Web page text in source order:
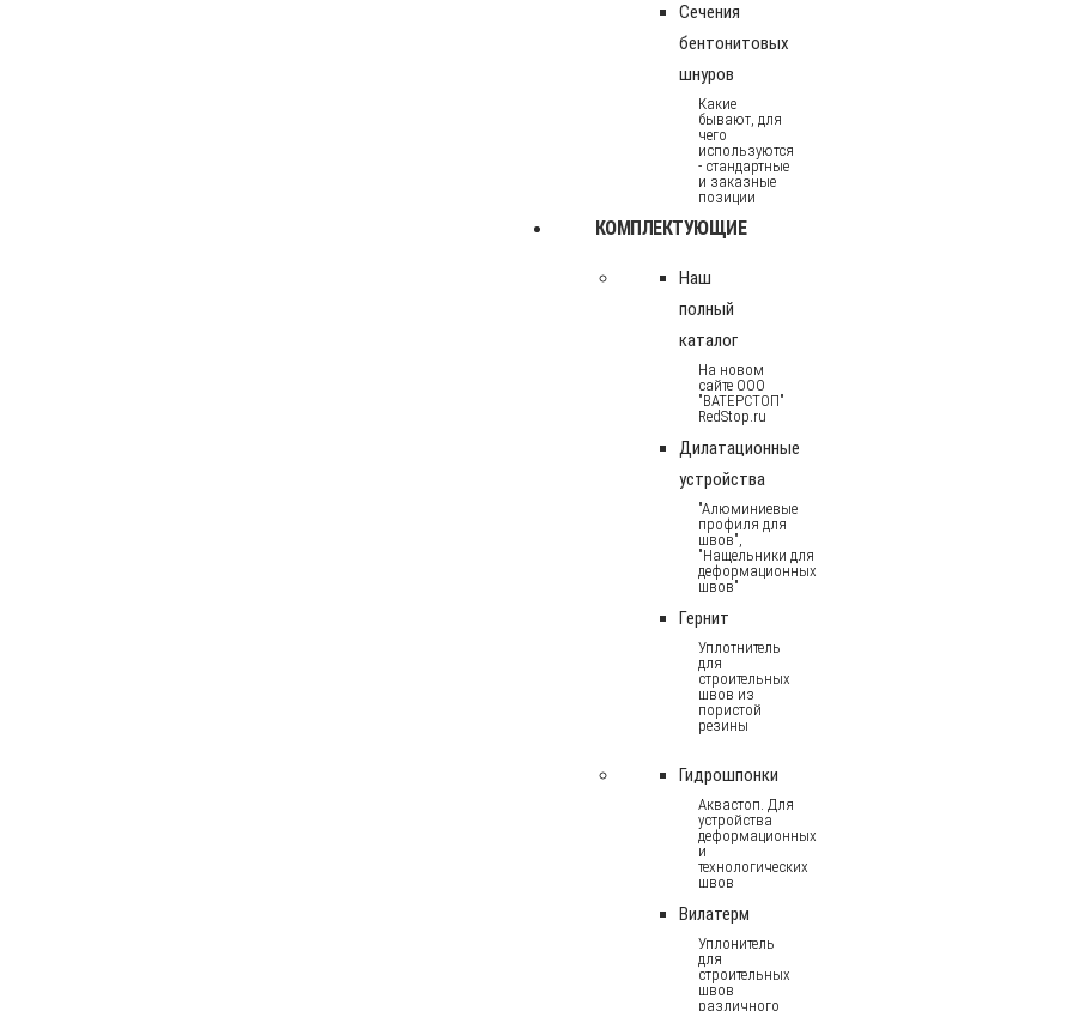
Сечения
бентонитовых
шнуров
Какие
бывают, для
чего
используются
- стандартные
и заказные
позиции
КОМПЛЕКТУЮЩИЕ
Наш
полный
каталог
На новом
сайте ООО
"ВАТЕРСТОП"
RedStop.ru
Дилатационные
устройства
"Алюминиевые
профиля для
швов",
"Нащельники для
деформационных
швов"
Гернит
Уплотнитель
для
строительных
швов из
пористой
резины
Гидрошпонки
Аквастоп. Для
устройства
деформационных
и
технологических
швов
Вилатерм
Уплонитель
для
строительных
швов
различного